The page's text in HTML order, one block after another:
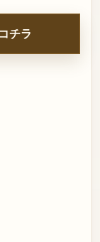
チラ